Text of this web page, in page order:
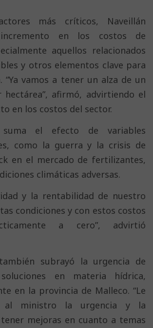
más críticos, Naveillán
en los costos de
aquellos relacionados
y otros elementos clave para
“Ya vamos a tener un alza de un
hectárea”, afirmó, advirtiendo el
en los costos del sector.
el efecto de variables
como la guerra y la crisis de
en el mercado de fertilizantes,
climáticas adversas.
y la rentabilidad de nuestro
condiciones y con estos costos
a cero”, advirtió
subrayó la urgencia de
en materia hídrica,
en la provincia de Malleco. “Le
al ministro la urgencia y la
tener mejoras en cuanto a temas